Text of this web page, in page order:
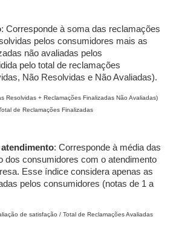
: Corresponde à soma das reclamações
pelos consumidores mais as
não avaliadas pelos
pelo total de reclamações
Não Resolvidas e Não Avaliadas).
Resolvidas + Reclamações Finalizadas Não Avaliadas)
de Reclamações Finalizadas
: Corresponde à média das
dos consumidores com o atendimento
Esse índice considera apenas as
pelos consumidores (notas de 1 a
de satisfação / Total de Reclamações Avaliadas